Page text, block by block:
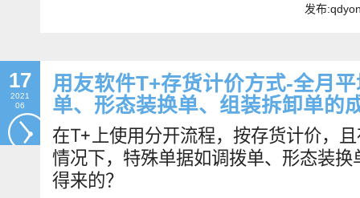
发布
17
2021
06
用友软件T+存货计价方式-全月
单、形态装换单、组装拆卸单的
在T+上使用分开流程，按存货计价，
情况下，特殊单据如调拨单、形态装
得来的？